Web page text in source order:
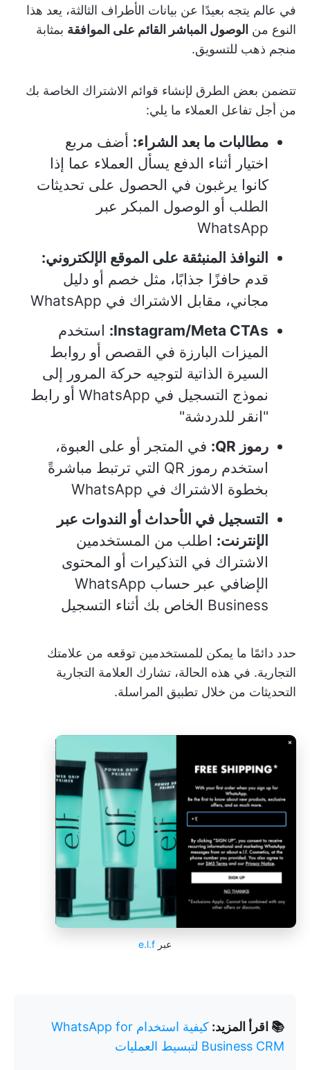
في عالم يتجه بعيدًا عن بيانات الأطراف الثالثة، يعد هذا
النوع من الوصول المباشر القائم على الموافقة بمثابة
منجم ذهب للتسويق.
تتضمن بعض الطرق لإنشاء قوائم الاشتراك الخاصة بك
من أجل تفاعل العملاء ما يلي:
مطالبات ما بعد الشراء: أضف مربع
اختيار أثناء الدفع يسأل العملاء عما إذا
كانوا يرغبون في الحصول على تحديثات
الطلب أو الوصول المبكر عبر
WhatsApp
النوافذ المنبثقة على الموقع الإلكتروني:
قدم حافزًا جذابًا، مثل خصم أو دليل
مجاني، مقابل الاشتراك في WhatsApp
Instagram/Meta CTAs: استخدم
الميزات البارزة في القصص أو روابط
السيرة الذاتية لتوجيه حركة المرور إلى
نموذج التسجيل في WhatsApp أو رابط
"انقر للدردشة"
رموز QR:
في المتجر أو على العبوة،
استخدم رموز QR التي ترتبط مباشرةً
بخطوة الاشتراك في WhatsApp
التسجيل في الأحداث أو الندوات عبر
الإنترنت: اطلب من المستخدمين
الاشتراك في التذكيرات أو المحتوى
الإضافي عبر حساب WhatsApp
Business الخاص بك أثناء التسجيل
حدد دائمًا ما يمكن للمستخدمين توقعه من علامتك
التجارية. في هذه الحالة، تشارك العلامة التجارية
التحديثات من خلال تطبيق المراسلة.
عبر e.l.f
📚 اقرأ المزيد:
كيفية استخدام WhatsApp for
Business CRM لتبسيط العمليات